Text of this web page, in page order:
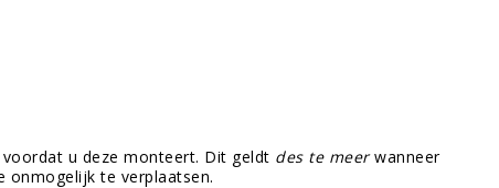
u deze monteert. Dit geldt des te meerwanneer
onmogelijk te verplaatsen.